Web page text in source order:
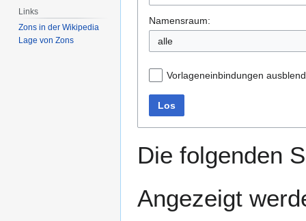
Namensraum:
alle
Vorlageneinbindungen
Los
Die folgenden
Angezeigt
Links
Zons in der Wikipedia
Lage von Zons